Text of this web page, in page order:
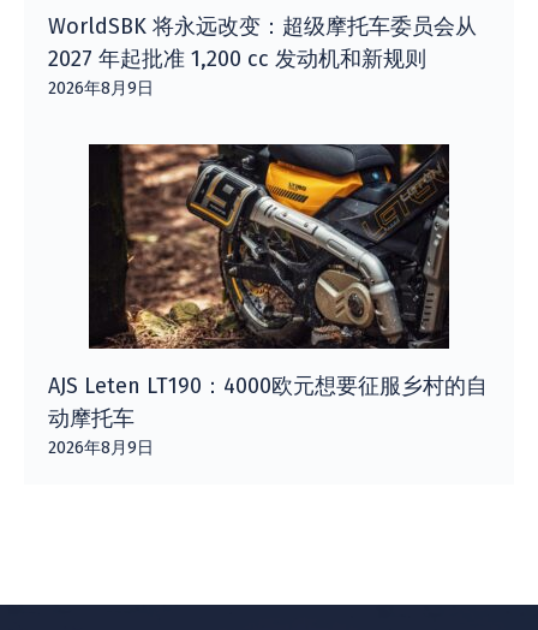
WorldSBK 将永远改变：超级摩托车委员会从
2027 年起批准 1,200 cc 发动机和新规则
2026年8月9日
AJS Leten LT190：4000欧元想要征服乡村的自
动摩托车
2026年8月9日